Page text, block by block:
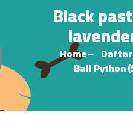
Black
Home
Ball Python